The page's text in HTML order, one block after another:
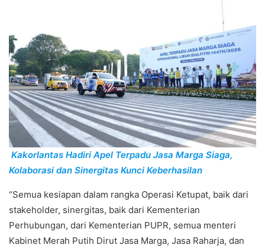
Kakorlantas Hadiri Apel Terpadu Jasa Marga Siaga,
Kolaborasi dan Sinergitas Kunci Keberhasilan
“Semua kesiapan dalam rangka Operasi Ketupat, baik dari
stakeholder, sinergitas, baik dari Kementerian
Perhubungan, dari Kementerian PUPR, semua menteri
Kabinet Merah Putih Dirut Jasa Marga, Jasa Raharja, dan